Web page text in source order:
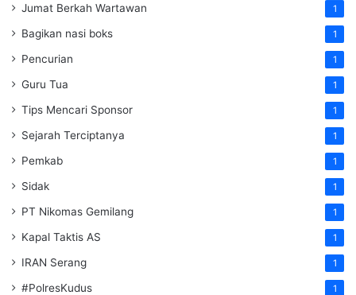
Jumat Berkah Wartawan 1
Bagikan nasi boks 1
Pencurian 1
Guru Tua 1
Tips Mencari Sponsor 1
Sejarah Terciptanya 1
Pemkab 1
Sidak 1
PT Nikomas Gemilang 1
Kapal Taktis AS 1
IRAN Serang 1
#PolresKudus 1